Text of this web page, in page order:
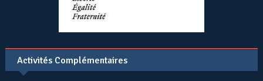
Activités Complémentaires